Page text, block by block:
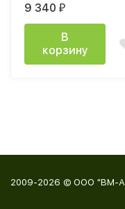
9 340 ₽
В
корзину
2009-2026 © ООО "ВМ-